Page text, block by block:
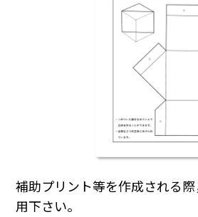
補助プリント等を作成される
用下さい。